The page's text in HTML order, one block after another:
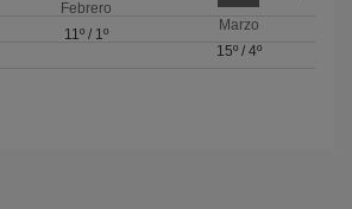
Febrero
11º/ 1º
Marzo
15º/ 4º